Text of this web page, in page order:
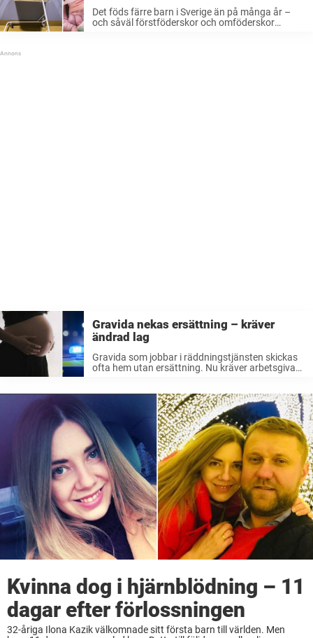
Det föds färre barn i Sverige än på många år –
och såväl förstföderskor och omföderskor
Gravida nekas ersättning – kräver
ändrad lag
Gravida som jobbar i räddningstjänsten skickas
ofta hem utan ersättning. Nu kräver arbetsgivare
Kvinna dog i hjärnblödning – 11
dagar efter förlossningen
32-åriga Ilona Kazik välkomnade sitt första barn till världen. Men